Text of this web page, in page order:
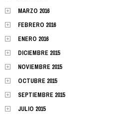
MARZO 2016
FEBRERO 2016
ENERO 2016
DICIEMBRE 2015
NOVIEMBRE 2015
OCTUBRE 2015
SEPTIEMBRE 2015
JULIO 2015